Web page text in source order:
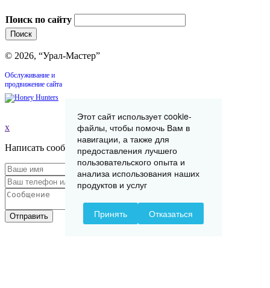
Поиск по сайту
© 2026, “Урал-Мастер”
Обслуживание и
продвижение сайта
x
Написать сообщение
Отправить
Этот сайт использует cookie-
файлы, чтобы помочь Вам в
навигации, а также для
предоставления лучшего
пользовательского опыта и
анализа использования наших
продуктов и услуг
Принять Отказаться